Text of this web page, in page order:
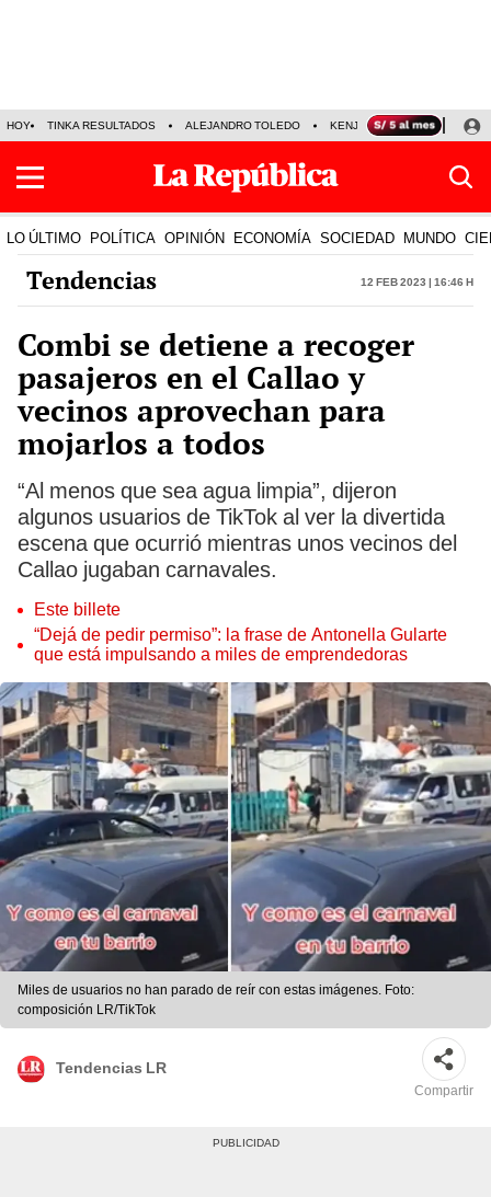
HOY TINKA RESULTADOS ALEJANDRO TOLEDO KENJI FUJIMORI
LO ÚLTIMO POLÍTICA OPINIÓN ECONOMÍA SOCIEDAD MUNDO
Tendencias 12 Feb 2023 | 16:46 h
Combi se detiene a recoger
pasajeros en el Callao y
vecinos aprovechan para
mojarlos a todos
“Al menos que sea agua limpia”, dijeron
algunos usuarios de TikTok al ver la divertida
escena que ocurrió mientras unos vecinos del
Callao jugaban carnavales.
Este billete
“Dejá de pedir permiso”: la frase de Antonella Gularte
que está impulsando a miles de emprendedoras
Miles de usuarios no han parado de reír con estas imágenes. Foto:
composición LR/TikTok
Tendencias LR
Compartir